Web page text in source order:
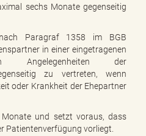
sechs Monate gegenseitig
Paragraf 1358 im BGB
in einer eingetragenen
in Angelegenheiten der
zu vertreten, wenn
oder Krankheit der Ehepartner
und setzt voraus, dass
Patientenverfügung vorliegt.